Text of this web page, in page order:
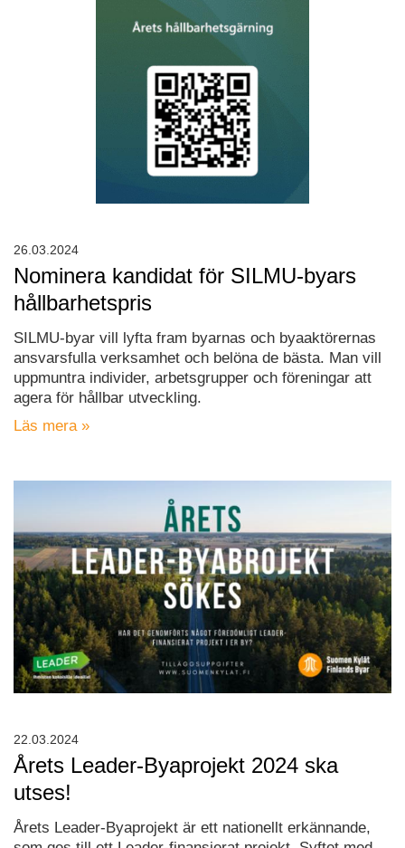
Nominera kandidat för SILMU-byars
hållbarhetspris
SILMU-byar vill lyfta fram byarnas och byaaktörernas
ansvarsfulla verksamhet och belöna de bästa. Man vill
uppmuntra individer, arbetsgrupper och föreningar att
agera för hållbar utveckling.
Läs mera »
26.03.2024
Årets Leader-Byaprojekt 2024 ska
utses!
Årets Leader-Byaprojekt är ett nationellt erkännande,
22.03.2024